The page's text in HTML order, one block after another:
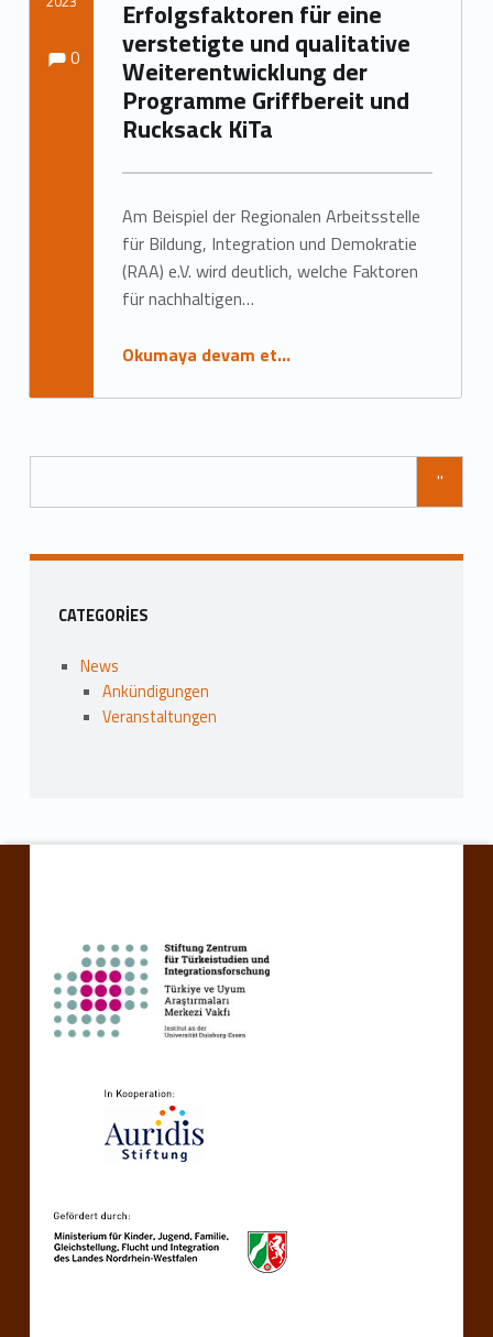
Erfolgsfaktoren für eine
verstetigte und qualitative
Weiterentwicklung der
Programme Griffbereit und
Rucksack KiTa
Am Beispiel der Regionalen Arbeitsstelle
für Bildung, Integration und Demokratie
(RAA) e.V. wird deutlich, welche Faktoren
für nachhaltigen…
Okumaya devam et…
Yorumlar:
0
"
Kenar Çubuğu
CATEGORIES
News
Ankündigungen
Veranstaltungen